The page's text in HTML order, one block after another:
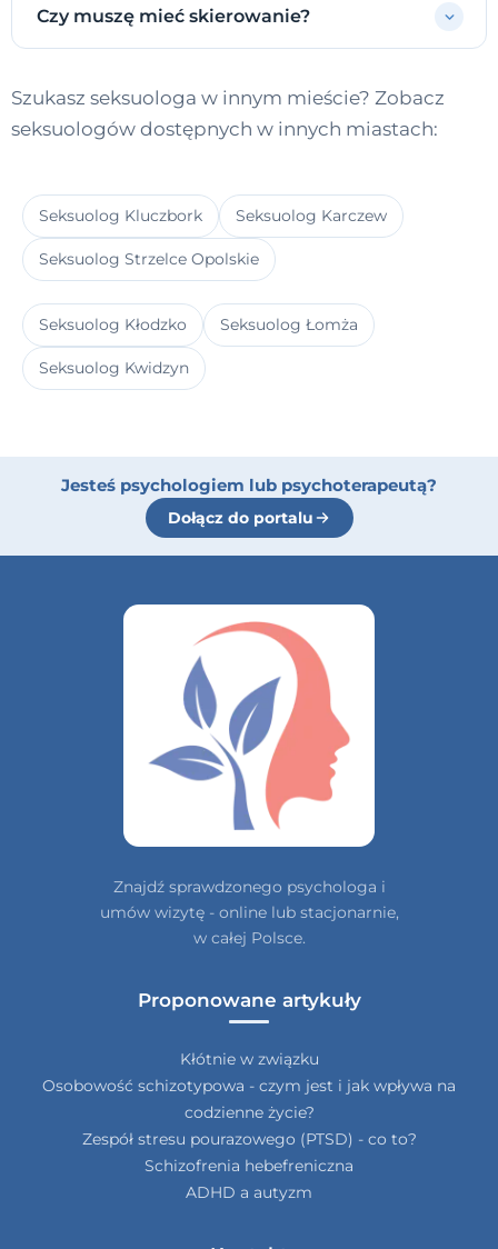
Czy muszę mieć skierowanie?
Szukasz seksuologa w innym mieście? Zobacz
seksuologów dostępnych w innych miastach:
Seksuolog Kluczbork Seksuolog Karczew
Seksuolog Strzelce Opolskie
Seksuolog Kłodzko Seksuolog Łomża
Seksuolog Kwidzyn
Jesteś psychologiem lub psychoterapeutą?
Dołącz do portalu
Znajdź sprawdzonego psychologa i
umów wizytę - online lub stacjonarnie,
w całej Polsce.
Proponowane artykuły
Kłótnie w związku
Osobowość schizotypowa - czym jest i jak wpływa na
codzienne życie?
Zespół stresu pourazowego (PTSD) - co to?
Schizofrenia hebefreniczna
ADHD a autyzm